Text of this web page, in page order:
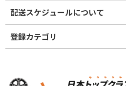
※商品ランクは出品者の主観により
かじめご了承くだ
ホイールランク
配送スケジュールについて
登録カテゴリ
スタッドレスタイヤのみ